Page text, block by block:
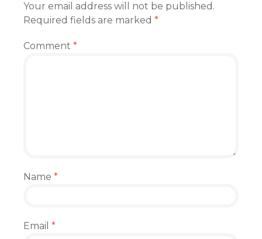
Your email address will not be published.
Required fields are marked *
Comment *
Name *
Email *